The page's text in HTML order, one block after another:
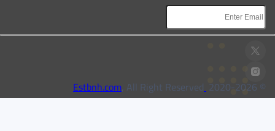
© 2020-
2026
Estbnh.com
, All Right Reserved